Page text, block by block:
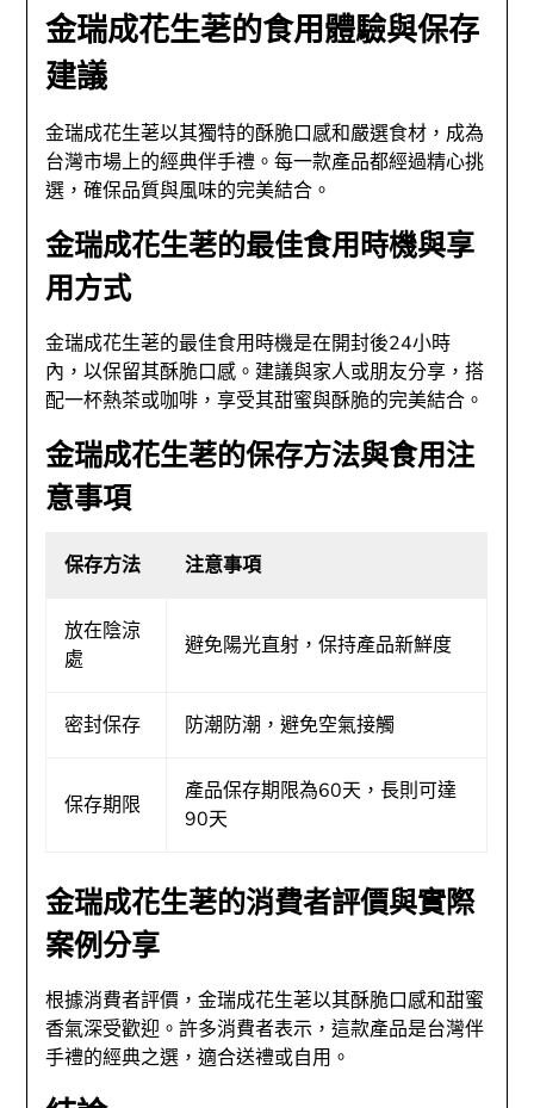
金瑞成花生荖的食用體驗與保存
建議
金瑞成花生荖以其獨特的酥脆口感和嚴選食材，成為
台灣市場上的經典伴手禮。每一款產品都經過精心挑
選，確保品質與風味的完美結合。
金瑞成花生荖的最佳食用時機與享
用方式
金瑞成花生荖的最佳食用時機是在開封後24小時
內，以保留其酥脆口感。建議與家人或朋友分享，搭
配一杯熱茶或咖啡，享受其甜蜜與酥脆的完美結合。
金瑞成花生荖的保存方法與食用注
意事項
保存方法 注意事項
放在陰涼
處
避免陽光直射，保持產品新鮮度
密封保存 防潮防潮，避免空氣接觸
保存期限
產品保存期限為60天，長則可達
90天
金瑞成花生荖的消費者評價與實際
案例分享
根據消費者評價，金瑞成花生荖以其酥脆口感和甜蜜
香氣深受歡迎。許多消費者表示，這款產品是台灣伴
手禮的經典之選，適合送禮或自用。